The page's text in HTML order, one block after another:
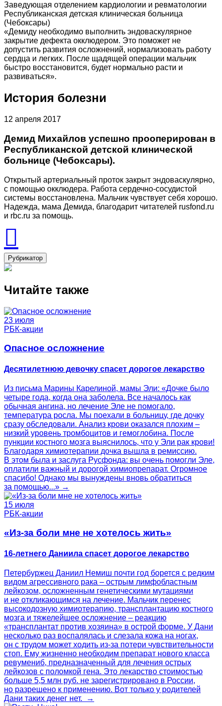
Заведующая отделением кардиологии и ревматологии
Республиканская детская клиническая больница
(Чебоксары)
«Демиду необходимо выполнить эндоваскулярное
закрытие дефекта окклюдером. Это поможет не
допустить развития осложнений, нормализовать работу
сердца и легких. После щадящей операции мальчик
быстро восстановится, будет нормально расти и
развиваться».
История болезни
12 апреля 2017
Демид Михайлов успешно прооперирован в
Республиканской детской клинической
больнице (Чебоксары).
Открытый артериальный проток закрыт эндоваскулярно,
с помощью окклюдера. Работа сердечно-сосудистой
системы восстановлена. Мальчик чувствует себя хорошо.
Надежда, мама Демида, благодарит читателей rusfond.ru
и rbc.ru за помощь.
Рубрикатор
Читайте также
23 июля
РБК-акции
Опасное осложнение
Десятилетнюю девочку спасет дорогое лекарство
Из письма Марины Карелиной, мамы Эли: «Дочке было
четыре года, когда она заболела. Все началось как
обычная ангина, но лечение Эле не помогало,
температура росла. Мы поехали в больницу, где дочку
сразу обследовали. Анализ крови оказался плохим –
низкий уровень тромбоцитов и гемоглобина. После
пункции костного мозга выяснилось, что у Эли рак крови!
Благодаря химиотерапии дочка вышла в ремиссию.
В этом была и заслуга Русфонда: вы очень помогли Эле,
оплатили важный и дорогой химиопрепарат. Огромное
спасибо! Однако мы вынуждены вновь обратиться
за помощью...» →
15 июля
РБК-акции
«Из-за боли мне не хотелось жить»
16-летнего Даниила спасет дорогое лекарство
Петербуржец Даниил Немиш почти год борется с редким
видом агрессивного рака – острым лимфобластным
лейкозом, осложненным генетическими мутациями
и не откликающимся на лечение. Мальчик перенес
высокодозную химиотерапию, трансплантацию костного
мозга и тяжелейшее осложнение – реакцию
«трансплантат против хозяина» в острой форме. У Дани
несколько раз воспалялась и слезала кожа на ногах,
он с трудом может ходить из-за потери чувствительности
стоп. Ему жизненно необходим препарат нового класса
ревумениб, предназначенный для лечения острых
лейкозов с поломкой гена. Это лекарство стоимостью
больше 5,5 млн руб. не зарегистрировано в России,
но разрешено к применению. Вот только у родителей
Дани таких денег нет. →